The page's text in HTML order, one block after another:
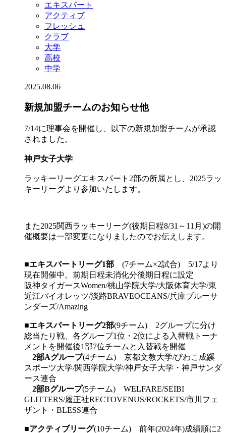
エキスパート
アクティブ
フレッシュ
クラブ
大学
高校
中学
2025.08.06
新規加盟チームのお知らせ他
7/14に理事会を開催し、以下の新規加盟チームが承認
されました。
神戸女子大学
ラッキーリーグエキスパート2部の所属とし、2025ラッ
キーリーグより参加いたします。
また2025関西ラッキーリーグ(後期日程8/31～11月)の開
催概要は一部変更になりましたのでお伝えします。
■エキスパートリーグ1部 (7チーム×2試合) 5/17より
現在開催中。前期日程未消化分後期日程に設定
阪神タイガースWomen/桃山学院大学/大阪体育大学/東
近江バイオレッツ/淡路BRAVEOCEANS/兵庫ブルーサ
ンダーズ/Amazing
■エキスパートリーグ2部(9チーム) 2グループに分け
総当たり戦、各グループ1位・2位による入替戦トーナ
メントを開催後1部7位チームと入替戦を開催
2部Aグループ(4チーム) 京都文教大学/びわこ成蹊
スポーツ大学/関西学院大学/神戸女子大学・神戸サンダ
ース連合
2部Bグループ(5チーム) WELFARE/SEIBI
GLITTERS/履正社RECTOVENUS/ROCKETS/市川フェ
ザント・BLESS連合
■アクティブリーグ(10チーム) 前年(2024年)成績順に2